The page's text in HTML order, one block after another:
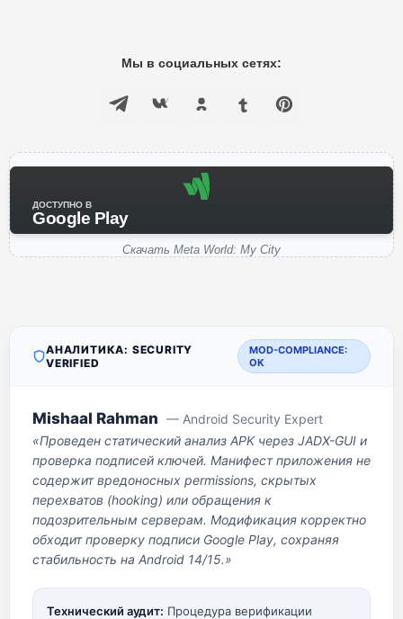
Мы в социальных сетях:
ДОСТУПНО В
Google Play
Скачать Meta World: My City
АНАЛИТИКА: SECURITY
VERIFIED
MOD-COMPLIANCE:
OK
Mishaal Rahman — Android Security Expert
«Проведен статический анализ APK через JADX-GUI и
проверка подписей ключей. Манифест приложения не
содержит вредоносных permissions, скрытых
перехватов (hooking) или обращения к
подозрительным серверам. Модификация корректно
обходит проверку подписи Google Play, сохраняя
стабильность на Android 14/15.»
Технический аудит: Процедура верификации